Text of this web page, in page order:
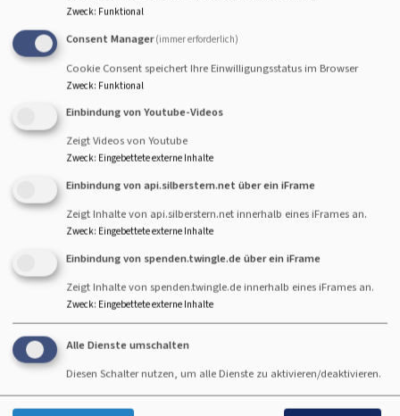
87600 Kaufbeuren
Matthias-Lauber-Kinderhaus
Bismarckstr. 5
87600 Kaufbeuren
Valentin-Heider-Kindergarten
Wagenseilstr. 4
87600 Kaufbeuren
Arbeitskreis Asyl
87600 Kaufbeuren
Kleiderkammer
Ludwigstr. 49
87600 Kaufbeuren
Gottesdienststationen außerhalb Kaufbeurens:
Zweck: Funktional
Consent Manager (immer erforderlich)
Cookie Consent speichert Ihre Einwilligungsstatus im Browser
Zweck: Funktional
Einbindung von Youtube-Videos
Zeigt Videos von Youtube
Zweck: Eingebettete externe Inhalte
Einbindung von api.silberstern.net über ein iFrame
Zeigt Inhalte von api.silberstern.net innerhalb eines iFrames an.
Zweck: Eingebettete externe Inhalte
Einbindung von spenden.twingle.de über ein iFrame
Zeigt Inhalte von spenden.twingle.de innerhalb eines iFrames an.
Zweck: Eingebettete externe Inhalte
Alle Dienste umschalten
Diesen Schalter nutzen, um alle Dienste zu aktivieren/deaktivieren.